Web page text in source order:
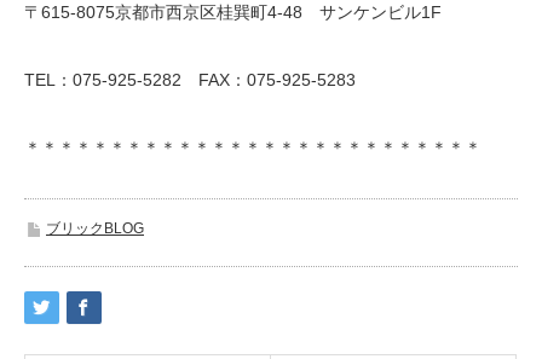
〒615-8075京都市西京区桂巽町4-48 サンケンビル1F
TEL：075-925-5282 FAX：075-925-5283
＊＊＊＊＊＊＊＊＊＊＊＊＊＊＊＊＊＊＊＊＊＊＊＊＊＊＊
ブリックBLOG